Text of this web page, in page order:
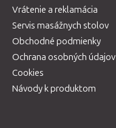
Vrátenie a reklamácia
Servis masážnych stolov
Obchodné podmienky
Ochrana osobných údajov
Cookies
Návody k produktom